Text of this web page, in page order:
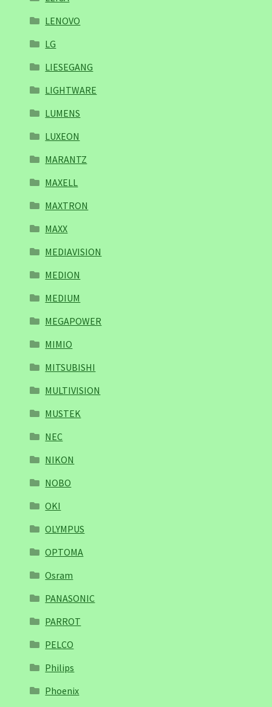
LENOVO
LG
LIESEGANG
LIGHTWARE
LUMENS
LUXEON
MARANTZ
MAXELL
MAXTRON
MAXX
MEDIAVISION
MEDION
MEDIUM
MEGAPOWER
MIMIO
MITSUBISHI
MULTIVISION
MUSTEK
NEC
NIKON
NOBO
OKI
OLYMPUS
OPTOMA
Osram
PANASONIC
PARROT
PELCO
Philips
Phoenix